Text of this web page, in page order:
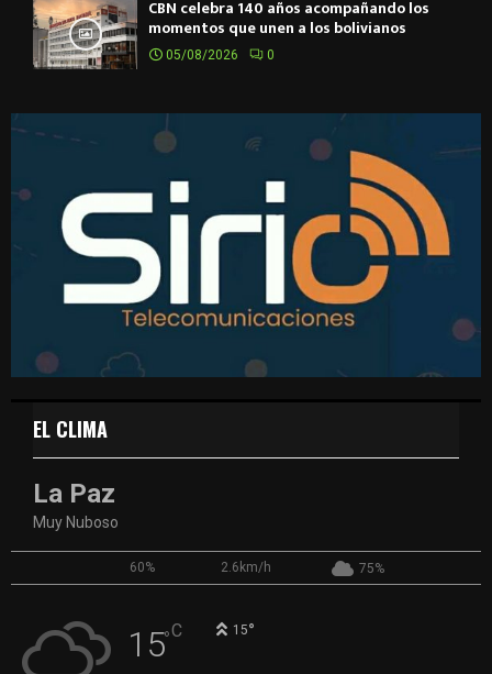
CBN celebra 140 años acompañando los
momentos que unen a los bolivianos
05/08/2026 0
EL CLIMA
La Paz
Muy Nuboso
60% 2.6km/h 75%
15°C 15°